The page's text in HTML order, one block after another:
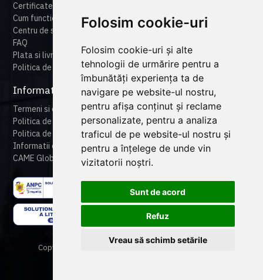
Folosim cookie-uri
Folosim cookie-uri și alte
tehnologii de urmărire pentru a
îmbunătăți experiența ta de
navigare pe website-ul nostru,
pentru afișa conținut și reclame
personalizate, pentru a analiza
traficul de pe website-ul nostru și
pentru a înțelege de unde vin
vizitatorii noștri.
Sunt de acord
Refuz
Vreau să schimb setările
Certificate
Cum functioneaza cameonline
Centru de suport
FAQ
Plata si livrare
Politica de retur
Informatii legale
Termeni si conditii
Politica de confidentialitate
Politica de cookies
Informatii despre produse
CAME Global
Copyright © 2024 CAME Romania. All rights reserved.